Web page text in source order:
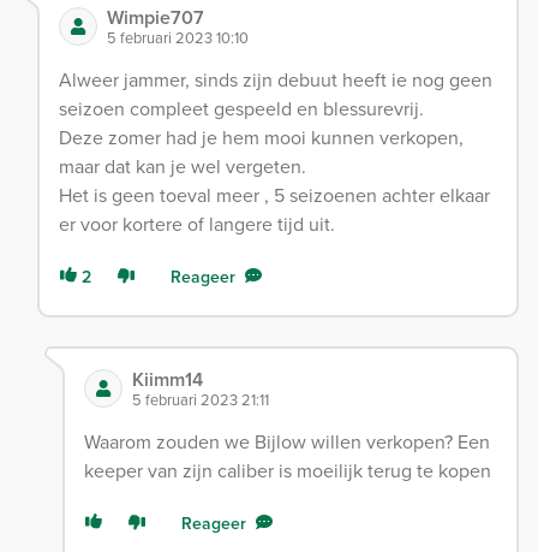
Wimpie707
5 februari 2023 10:10
Alweer jammer, sinds zijn debuut heeft ie nog geen
seizoen compleet gespeeld en blessurevrij.
Deze zomer had je hem mooi kunnen verkopen,
maar dat kan je wel vergeten.
Het is geen toeval meer , 5 seizoenen achter elkaar
er voor kortere of langere tijd uit.
2 Reageer
Kiimm14
5 februari 2023 21:11
Waarom zouden we Bijlow willen verkopen? Een
keeper van zijn caliber is moeilijk terug te kopen
Reageer